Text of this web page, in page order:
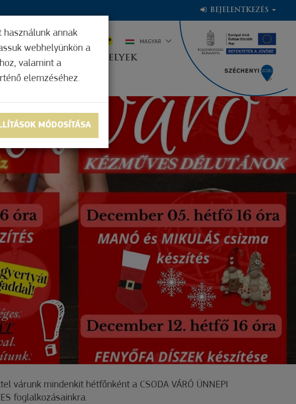
BEJELENTKEZÉS
ELFOGADÓHELYEK
MAGYAR
várunk mindenkit hétfőnként a CSODA VÁRÓ ÜNNEPI
foglalkozásainkra.
használunk annak
webhelyünkön a
valamint a
elemzéséhez.
MÓDOSÍTÁSA